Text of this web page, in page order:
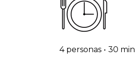
4 personas • 30 min